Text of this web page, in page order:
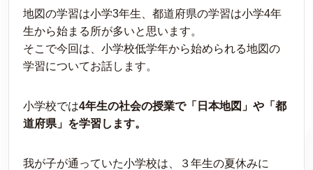
地図の学習は小学3年生、都道府県の学習は小学4年
生から始まる所が多いと思います。
そこで今回は、小学校低学年から始められる地図の
学習についてお話します。
小学校では4年生の社会の授業で「日本地図」や「都
道府県」を学習します。
我が子が通っていた小学校は、３年生の夏休みに